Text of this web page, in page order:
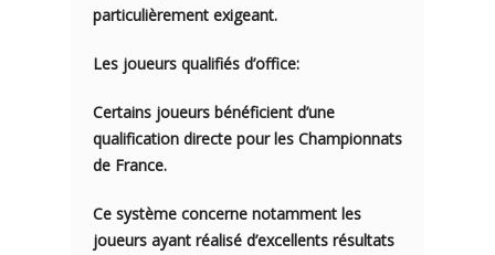
particulièrement exigeant.
Les joueurs qualifiés d’office:
Certains joueurs bénéficient d’une
qualification directe pour les Championnats
de France.
Ce système concerne notamment les
joueurs ayant réalisé d’excellents résultats